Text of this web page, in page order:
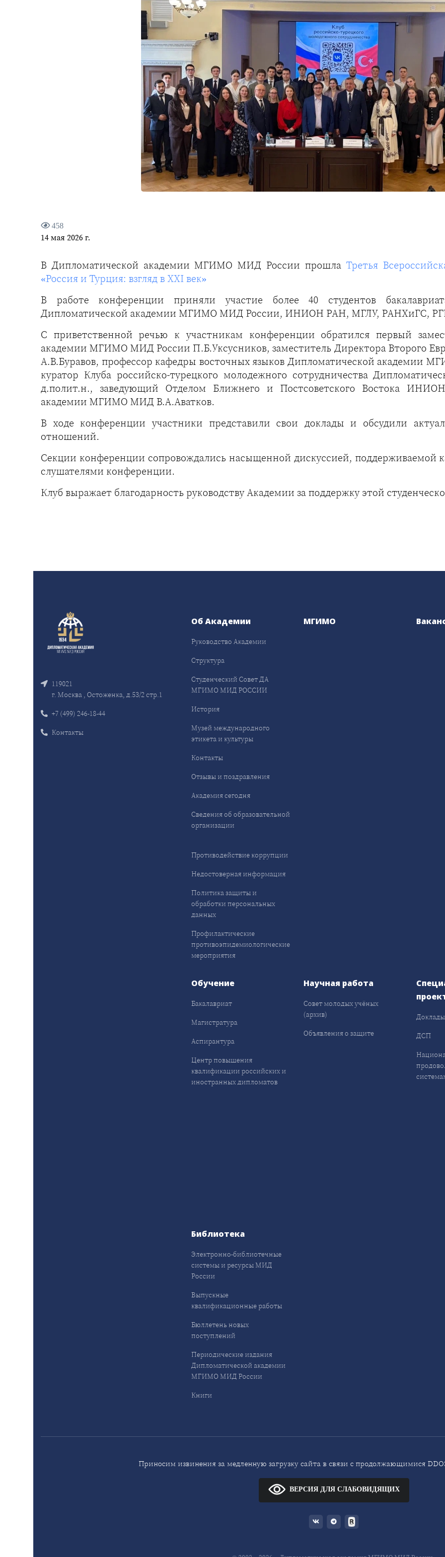
458
14 мая 2026 г.
В Дипломатической академии МГИМО МИД России прошла Третья
«Россия и Турция: взгляд в XXI век»
В работе конференции приняли участие более 40 студентов
Дипломатической академии МГИМО МИД России, ИНИОН РАН, МГЛУ, РАНХиГС,
С приветственной речью к участникам конференции обратился первый
академии МГИМО МИД России П.Б.Уксусников, заместитель Директора Второго
А.В.Буравов, профессор кафедры восточных языков Дипломатической академии
куратор Клуба российско-турецкого молодежного сотрудничества
д.полит.н., заведующий Отделом Ближнего и Постсоветского Востока
академии МГИМО МИД В.А.Аватков.
В ходе конференции участники представили свои доклады и обсудили
отношений.
Секции конференции сопровождались насыщенной дискуссией, поддерживаемой
слушателями конференции.
Клуб выражает благодарность руководству Академии за поддержку этой
119021
г. Москва , Остоженка, д.53/2 стр.1
+7 (499) 246-18-44
Контакты
Об Академии
Руководство Академии
Структура
Студенческий Совет ДА
МГИМО МИД РОССИИ
История
Музей международного
этикета и культуры
Контакты
Отзывы и поздравления
Академия сегодня
Сведения об образовательной
организации
Противодействие коррупции
Недостоверная информация
Политика защиты и
обработки персональных
данных
Профилактические
противоэпидемиологические
мероприятия
МГИМО
Обучение
Бакалавриат
Магистратура
Аспирантура
Центр повышения
квалификации российских и
иностранных дипломатов
Научная работа
Совет молодых учёных
(архив)
Объявления о защите
Доклады
ДСП
Библиотека
Электронно-библиотечные
системы и ресурсы МИД
России
Выпускные
квалификационные работы
Бюллетень новых
поступлений
Периодические издания
Дипломатической академии
МГИМО МИД России
Книги
Приносим извинения за медленную загрузку сайта в связи с продолжающимися
ВЕРСИЯ ДЛЯ СЛАБОВИДЯЩИХ